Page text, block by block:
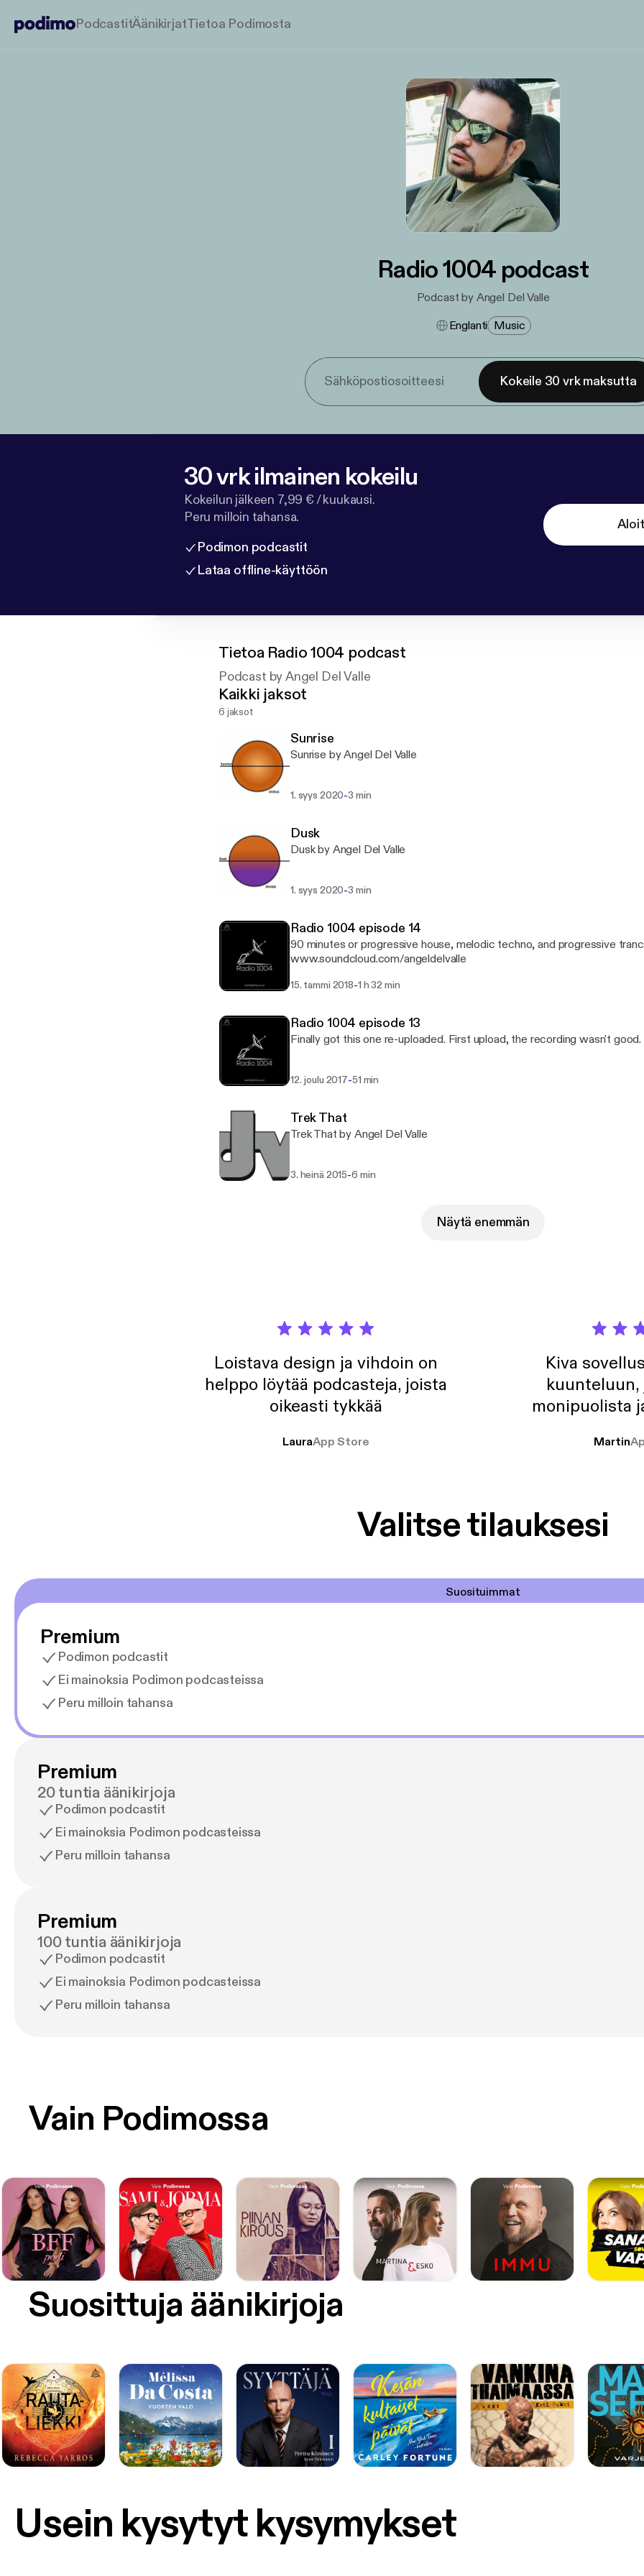
PodcastitÄänikirjatTietoa Podimosta
Radio 1004 podcast
Podcast by Angel Del Valle
Englanti Music
Kokeile 30 vrk maksutta
30 vrk ilmainen kokeilu
Kokeilun jälkeen 7,99 € / kuukausi.
Peru milloin tahansa.
Podimon podcastit
Lataa offline-käyttöön
Tietoa Radio 1004 podcast
Podcast by Angel Del Valle
Kaikki jaksot
6 jaksot
Sunrise
Sunrise by Angel Del Valle
1. syys 2020-3 min
Dusk
Dusk by Angel Del Valle
1. syys 2020-3 min
Radio 1004 episode 14
90 minutes or progressive house, melodic techno, and progressive
www.soundcloud.com/angeldelvalle
15. tammi 2018-1 h 32 min
Radio 1004 episode 13
Finally got this one re-uploaded. First upload, the recording wasn't
12. joulu 2017-51 min
Trek That
Trek That by Angel Del Valle
3. heinä 2015-6 min
Näytä enemmän
Loistava design ja vihdoin on
helppo löytää podcasteja, joista
oikeasti tykkää
LauraApp Store
Kiva
kuunteluun,
monipuolista
Martin
Valitse tilauksesi
Suosituimmat
Premium
Podimon podcastit
Ei mainoksia Podimon podcasteissa
Peru milloin tahansa
Premium
20 tuntia äänikirjoja
Podimon podcastit
Ei mainoksia Podimon podcasteissa
Peru milloin tahansa
Premium
100 tuntia äänikirjoja
Podimon podcastit
Ei mainoksia Podimon podcasteissa
Peru milloin tahansa
Vain Podimossa
Suosittuja äänikirjoja
Usein kysytyt kysymykset